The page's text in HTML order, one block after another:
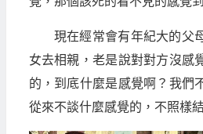
現在經常會有年紀大的父
女去相親，老是說對對方沒感
的，到底什麼是感覺啊？我們
從來不談什麼感覺的，不照樣